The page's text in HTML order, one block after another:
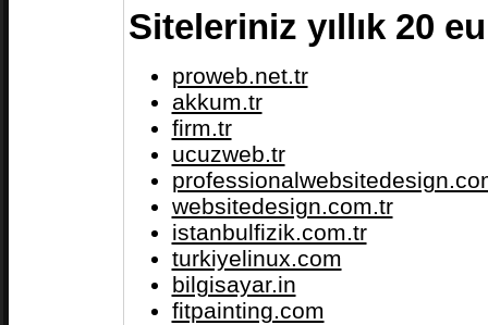
Siteleriniz yıllık 20
proweb.net.tr
akkum.tr
firm.tr
ucuzweb.tr
websitedesign.com.tr
istanbulfizik.com.tr
turkiyelinux.com
bilgisayar.in
fitpainting.com